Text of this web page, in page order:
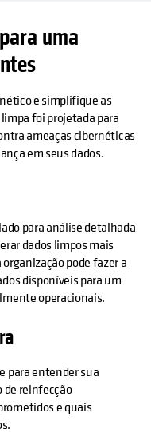
uma
e simplifique as
foi projetada para
ameaças cibernéticas
em seus dados.
para análise detalhada
dados limpos mais
pode fazer a
disponíveis para um
operacionais.
para entender sua
de reinfecção
e quais